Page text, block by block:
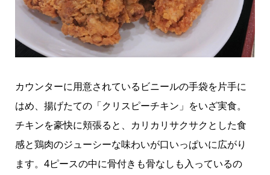
カウンターに用意されているビニールの手袋を片手に
はめ、揚げたての「クリスピーチキン」をいざ実食。
チキンを豪快に頬張ると、カリカリサクサクとした食
感と鶏肉のジューシーな味わいが口いっぱいに広がり
ます。4ピースの中に骨付きも骨なしも入っているの